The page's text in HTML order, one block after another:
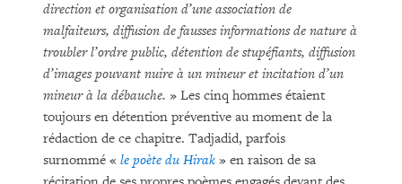
direction et organisation d’une association de
malfaiteurs, diffusion de fausses informations de nature à
troubler l’ordre public, détention de stupéfiants, diffusion
d’images pouvant nuire à un mineur et incitation d’un
mineur à la débauche. » Les cinq hommes étaient
toujours en détention préventive au moment de la
rédaction de ce chapitre. Tadjadid, parfois
surnommé « le poète du Hirak » en raison de sa